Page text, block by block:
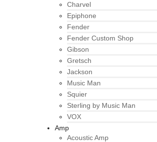
Charvel
Epiphone
Fender
Fender Custom Shop
Gibson
Gretsch
Jackson
Music Man
Squier
Sterling by Music Man
VOX
Amp
Acoustic Amp